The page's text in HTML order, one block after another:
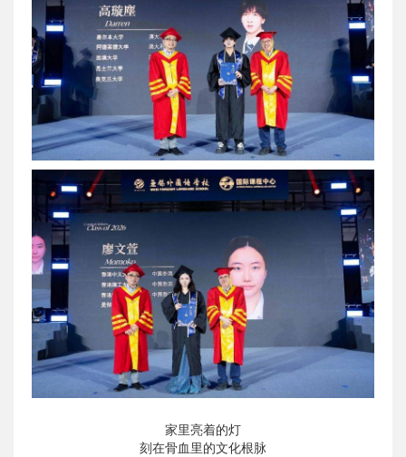
家里亮着的灯
刻在骨血里的文化根脉